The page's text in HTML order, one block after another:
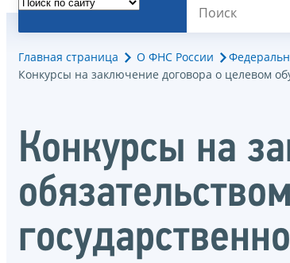
Главная страница О ФНС России
Конкурсы на заключение договора о целевом
Конкурсы на